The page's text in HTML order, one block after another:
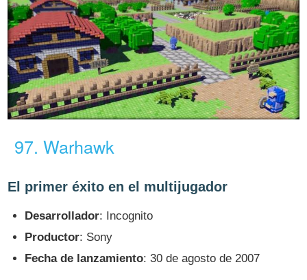
97. Warhawk
El primer éxito en el multijugador
Desarrollador: Incognito
Productor: Sony
Fecha de lanzamiento: 30 de agosto de 2007